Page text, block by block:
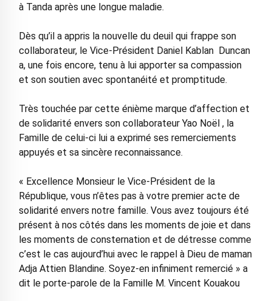
à Tanda après une longue maladie.
Dès qu’il a appris la nouvelle du deuil qui frappe son
collaborateur, le Vice-Président Daniel Kablan Duncan
a, une fois encore, tenu à lui apporter sa compassion
et son soutien avec spontanéité et promptitude.
Très touchée par cette énième marque d’affection et
de solidarité envers son collaborateur Yao Noël , la
Famille de celui-ci lui a exprimé ses remerciements
appuyés et sa sincère reconnaissance.
« Excellence Monsieur le Vice-Président de la
République, vous n’êtes pas à votre premier acte de
solidarité envers notre famille. Vous avez toujours été
présent à nos côtés dans les moments de joie et dans
les moments de consternation et de détresse comme
c’est le cas aujourd’hui avec le rappel à Dieu de maman
Adja Attien Blandine. Soyez-en infiniment remercié » a
dit le porte-parole de la Famille M. Vincent Kouakou